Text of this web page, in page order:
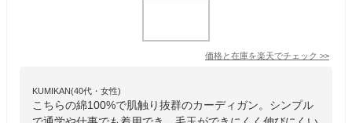
価格と在庫を楽天でチェック >>
KUMIKAN(40代・女性)
こちらの綿100%で肌触り抜群のカーディガン。シンプル